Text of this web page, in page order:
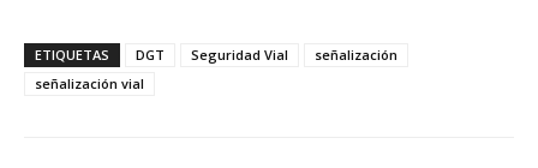
ETIQUETAS DGT Seguridad Vial
señalización
señalización vial